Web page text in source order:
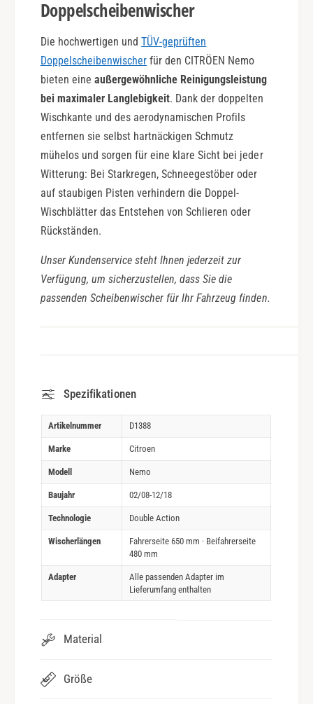
Doppelscheibenwischer
Die hochwertigen undTÜV-geprüften
Doppelscheibenwischer für den CITRÖEN Nemo
bieten eine außergewöhnliche Reinigungsleistung
bei maximaler Langlebigkeit. Dank der doppelten
Wischkante und des aerodynamischen Profils
entfernen sie selbst hartnäckigen Schmutz
mühelos und sorgen für eine klare Sicht bei jeder
Witterung: Bei Starkregen, Schneegestöber oder
auf staubigen Pisten verhindern die Doppel-
Wischblätter das Entstehen von Schlieren oder
Rückständen.
Unser Kundenservice steht Ihnen jederzeit zur
Verfügung, um sicherzustellen, dass Sie die
passenden Scheibenwischer für Ihr Fahrzeug finden.
Spezifikationen
Artikelnummer D1388
Marke Citroen
Modell Nemo
Baujahr 02/08-12/18
Technologie Double Action
Wischerlängen
Fahrerseite 650 mm · Beifahrerseite
480 mm
Adapter
Alle passenden Adapter im
Lieferumfang enthalten
Material
Größe